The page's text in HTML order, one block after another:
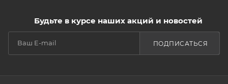
Будьте в курсе наших акций и новостей
ПОДПИСАТЬСЯ